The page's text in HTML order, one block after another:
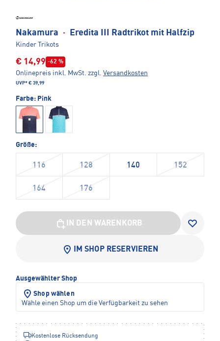
Nakamura · Eredita III Radtrikot mit Halfzip
Kinder Trikots
€ 14,99 -62 %
Onlinepreis inkl. MwSt. zzgl. Versandkosten
UVP* € 39,99
Farbe: Pink
Größe:
116 128 140 152
164 176
IN DEN WARENKORB
IM SHOP RESERVIEREN
Ausgewählter Shop
Shop wählen
Wähle einen Shop um die Verfügbarkeit zu sehen
Kostenlose Rücksendung